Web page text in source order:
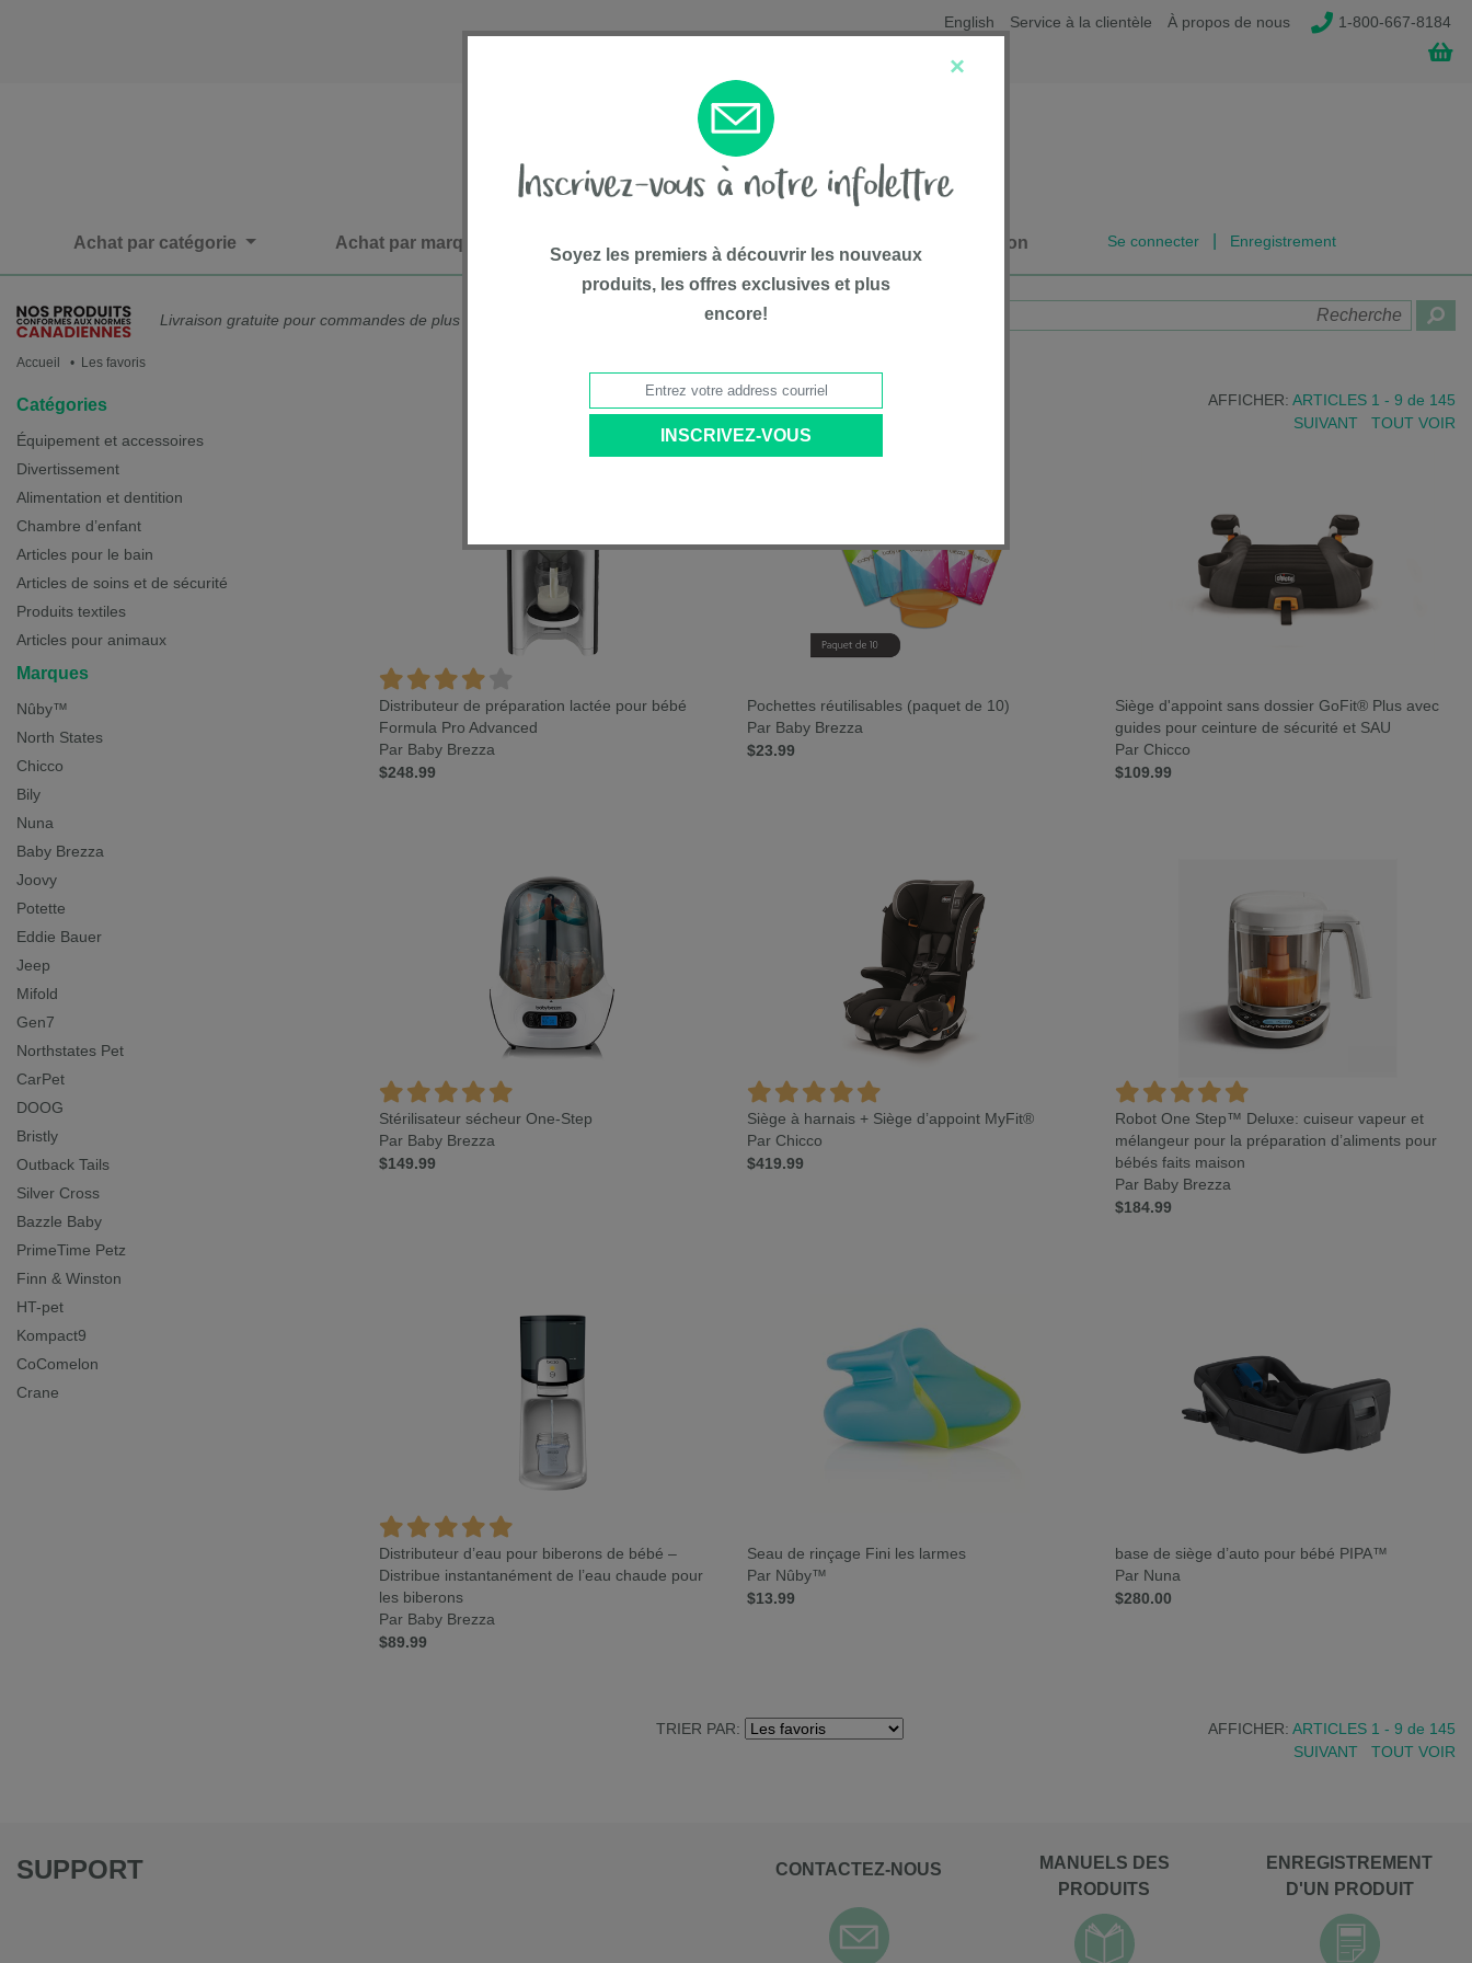
English Service à la clientèle À propos de nous 1-800-667-8184
Achat par catégorie Achat par marque Liquidation Se connecter Enregistrement
Livraison gratuite pour commandes de plus de 75$*
Accueil • Les favoris
Catégories
Équipement et accessoires
Divertissement
Alimentation et dentition
Chambre d’enfant
Articles pour le bain
Articles de soins et de sécurité
Produits textiles
Articles pour animaux
Marques
Nûby™
North States
Chicco
Bily
Nuna
Baby Brezza
Joovy
Potette
Eddie Bauer
Jeep
Mifold
Gen7
Northstates Pet
CarPet
DOOG
Bristly
Outback Tails
Silver Cross
Bazzle Baby
PrimeTime Petz
Finn & Winston
HT-pet
Kompact9
CoComelon
Crane
TRIER PAR: AFFICHER: ARTICLES 1 - 9 de 145
SUIVANT
TOUT VOIR
Distributeur de préparation lactée pour bébé
Formula Pro Advanced
Par Baby Brezza
$248.99
Pochettes réutilisables (paquet de 10)
Par Baby Brezza
$23.99
Siège d'appoint sans dossier GoFit® Plus avec
guides pour ceinture de sécurité et SAU
Par Chicco
$109.99
Stérilisateur sécheur One-Step
Par Baby Brezza
$149.99
Siège à harnais + Siège d’appoint MyFit®
Par Chicco
$419.99
Robot One Step™ Deluxe: cuiseur vapeur et
mélangeur pour la préparation d’aliments pour
bébés faits maison
Par Baby Brezza
$184.99
Distributeur d’eau pour biberons de bébé –
Distribue instantanément de l’eau chaude pour
les biberons
Par Baby Brezza
$89.99
Seau de rinçage Fini les larmes
Par Nûby™
$13.99
base de siège d’auto pour bébé PIPA™
Par Nuna
$280.00
TRIER PAR: AFFICHER: ARTICLES 1 - 9 de 145
SUIVANT
TOUT VOIR
SUPPORT CONTACTEZ-NOUS
MANUELS DES
PRODUITS
ENREGISTREMENT
D'UN PRODUIT
×
Soyez les premiers à découvrir les nouveaux
produits, les offres exclusives et plus
encore!